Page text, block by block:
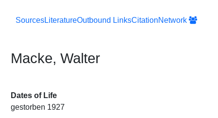
SourcesLiteratureOutbound LinksCitationNetwork
Macke, Walter
Dates of Life
gestorben 1927